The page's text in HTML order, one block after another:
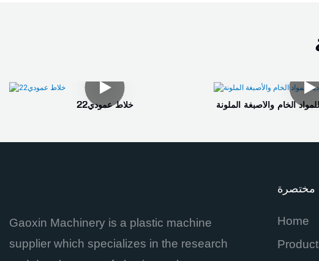
خلاط عمودي22 الخام والأصبغة الملونة
Gaoxin Machinery is a plastic machine
supplier which specializes in the research
مختصرة
Home